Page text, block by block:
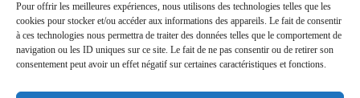
Pour offrir les meilleures expériences, nous utilisons des technologies telles que les
cookies pour stocker et/ou accéder aux informations des appareils. Le fait de consentir
à ces technologies nous permettra de traiter des données telles que le comportement de
navigation ou les ID uniques sur ce site. Le fait de ne pas consentir ou de retirer son
consentement peut avoir un effet négatif sur certaines caractéristiques et fonctions.
Nous sommes ravis de répondre à toutes vos demandes ou
questions. N'hésitez pas à nous contacter et nous vous
répondrons dans les 24 heures suivant la réception de votre
message.